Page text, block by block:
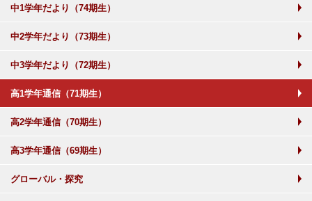
中1学年だより（74期生）
中2学年だより（73期生）
中3学年だより（72期生）
高1学年通信（71期生）
高2学年通信（70期生）
高3学年通信（69期生）
グローバル・探究